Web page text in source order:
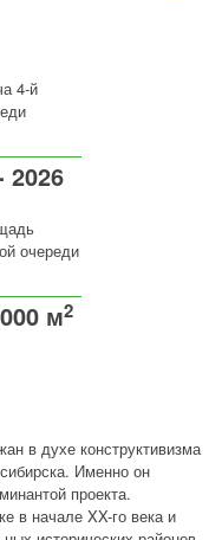
4-й
2026
очереди
м2
в духе конструктивизма
Именно он
проекта.
в начале XX-го века и